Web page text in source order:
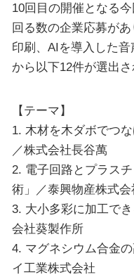
10回目の開催となる
回る数の企業応募が
印刷、AIを導入した
から以下12件が選出さ
【テーマ】
1. 木材を木ダボでつ
／株式会社長谷萬
2. 電子回路とプラス
術」／泰興物産株式会
3. 大小多彩に加工で
会社葵製作所
4. マグネシウム合金
イ工業株式会社